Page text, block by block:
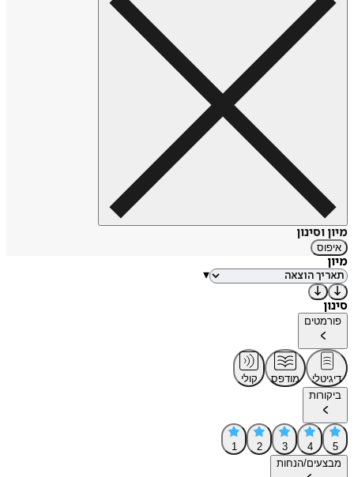
מיון וסינון
איפוס
מיון
▾
סינון
פורמטים
דיגיטלי מודפס
קולי
ביקורות
5
4
3
2
1
מבצעים/הנחות